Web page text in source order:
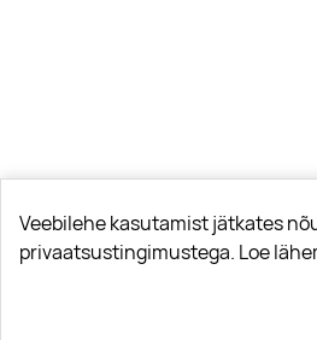
Veebilehe kasutamist jätkates
privaatsustingimustega. Loe